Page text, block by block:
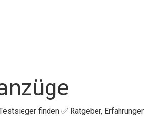
finden ✅ Ratgeber,